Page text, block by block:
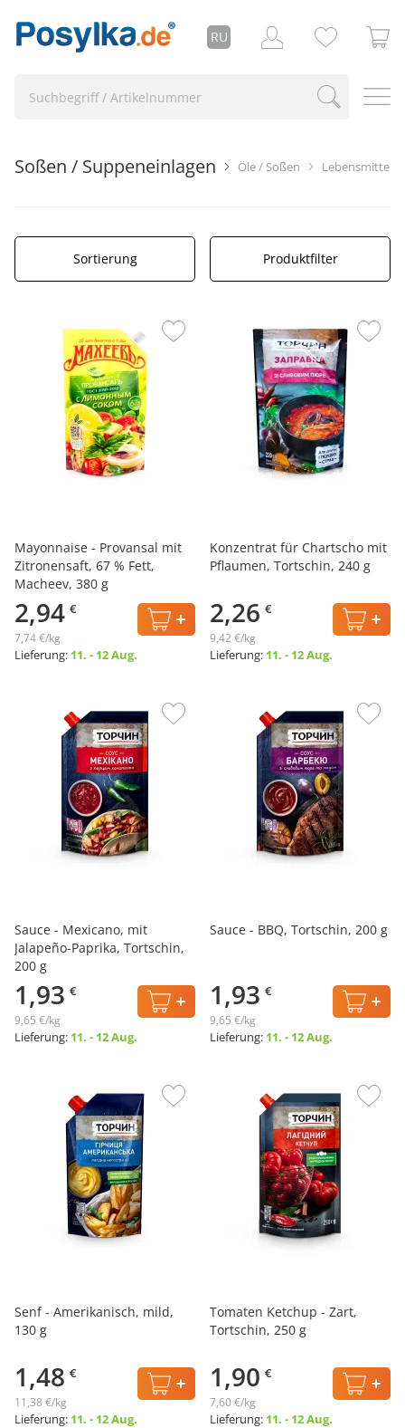
RU
Lebensmittel
Öle / Soßen
Soßen / Suppeneinlagen
Sortierung Produktfilter
Mayonnaise - Provansal mit
Zitronensaft, 67 % Fett,
Macheev, 380 g
2,94 €
7,74 €/kg
Lieferung: 11. - 12 Aug.
Konzentrat für Chartscho mit
Pflaumen, Tortschin, 240 g
2,26 €
9,42 €/kg
Lieferung: 11. - 12 Aug.
Sauce - Mexicano, mit
Jalapeño-Paprika, Tortschin,
200 g
1,93 €
9,65 €/kg
Lieferung: 11. - 12 Aug.
Sauce - BBQ, Tortschin, 200 g
1,93 €
9,65 €/kg
Lieferung: 11. - 12 Aug.
Senf - Amerikanisch, mild,
130 g
1,48 €
11,38 €/kg
Lieferung: 11. - 12 Aug.
Tomaten Ketchup - Zart,
Tortschin, 250 g
1,90 €
7,60 €/kg
Lieferung: 11. - 12 Aug.